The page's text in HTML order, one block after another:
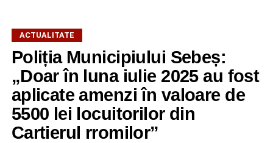
ACTUALITATE
Poliția Municipiului Sebeș:
„Doar în luna iulie 2025 au fost
aplicate amenzi în valoare de
5500 lei locuitorilor din
Cartierul rromilor”